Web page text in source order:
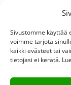
Sivustomme käyttää
voimme tarjota
kaikki evästeet tai
tietojasi ei kerätä.